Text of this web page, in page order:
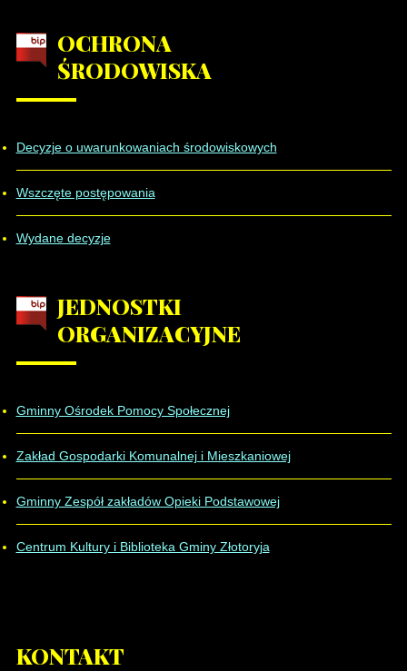
OCHRONA
ŚRODOWISKA
Decyzje o uwarunkowaniach środowiskowych
Wszczęte postępowania
Wydane decyzje
JEDNOSTKI
ORGANIZACYJNE
Gminny Ośrodek Pomocy Społecznej
Zakład Gospodarki Komunalnej i Mieszkaniowej
Gminny Zespół zakładów Opieki Podstawowej
Centrum Kultury i Biblioteka Gminy Złotoryja
KONTAKT